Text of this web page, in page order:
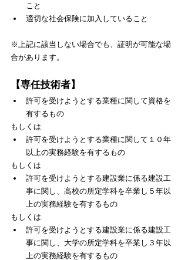
こと
適切な社会保険に加入していること
​※上記に該当しない場合でも、証明が可能な場
合があります。
【専任技術者】
許可を受けようとする業種に関して資格を
有するもの
もしくは
許可を受けようとする業種に関して１０年
以上の実務経験を有するもの
もしくは
許可を受けようとする建設業に係る建設工
事に関し、高校の所定学科を卒業し５年以
上の実務経験を有するもの
もしくは
許可を受けようとする建設業に係る建設工
事に関し、大学の所定学科を卒業し３年以
上の実務経験を有するもの